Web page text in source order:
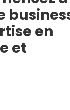
en
et